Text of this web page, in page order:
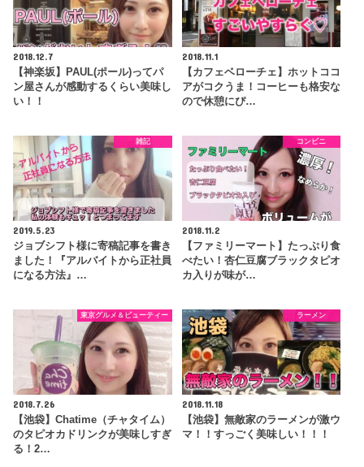
2018.12.7
【神楽坂】PAUL(ポール)ってパ
ン屋さんが感動するくらい美味し
い！！
2018.11.1
【カフェベローチェ】ホットココ
アがコクうま！コーヒーも格安な
ので休憩にぴ…
雑記
2019.5.23
ジョブシフト様に寄稿記事を書き
ました！『アルバイトから正社員
になる方法』…
コンビニ
2018.11.2
【ファミリーマート】たっぷり食
べたい！杏仁豆腐ブラックタピオ
カ入りが味が…
東京グルメ＆ビューティー
2018.7.26
【池袋】Chatime（チャタイム）
のタピオカドリンクが美味しすぎ
る！2…
ラーメン
2018.11.18
【池袋】無敵家のラーメンが激ウ
マ！！すっごく美味しい！！！